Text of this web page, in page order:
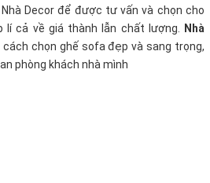
Decor để được tư vấn và chọn cho
lí cả về giá thành lẫn chất lượng. Nhà
cách chọn ghế sofa đẹp và sang trọng,
phòng khách nhà mình